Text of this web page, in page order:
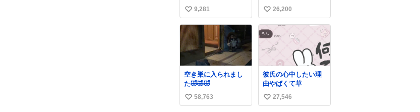
い
い
ね
数
9,281
用機到着遅れにつき
「安全に支障ない範
囲で1分1秒でも遅延
回復に努めておりま
す」と機長の気合い
十分！ が、フライト
は順調に進みすぎ…
「飛ばしすぎたせい
か現在奈良県上空で
の待機を命じられて
おります」 でコンソ
メスープ吹き出しそ
い
い
ね
26,200
空き巣に入られまし
た🤣🤣🤣
い
58,763
彼氏の心中したい理
由やばくて草
い
27,546